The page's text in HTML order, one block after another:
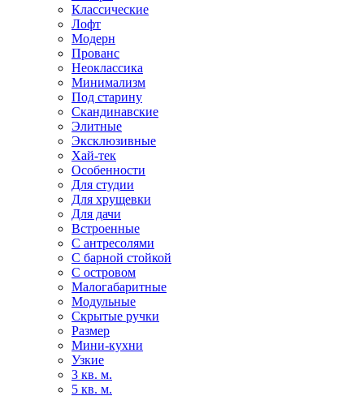
Классические
Лофт
Модерн
Прованс
Неоклассика
Минимализм
Под старину
Скандинавские
Элитные
Эксклюзивные
Хай-тек
Особенности
Для студии
Для хрущевки
Для дачи
Встроенные
С антресолями
С барной стойкой
С островом
Малогабаритные
Модульные
Скрытые ручки
Размер
Мини-кухни
Узкие
3 кв. м.
5 кв. м.